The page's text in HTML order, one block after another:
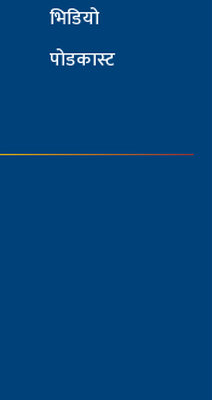
भिडियो
पोडकास्ट